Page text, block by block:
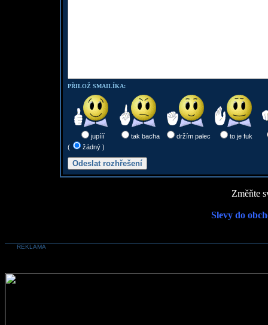
PŘILOŽ SMAILÍKA:
jupííí tak bacha držím palec
to je fuk
(
žádný )
Změňte
Slevy do
REKLAMA